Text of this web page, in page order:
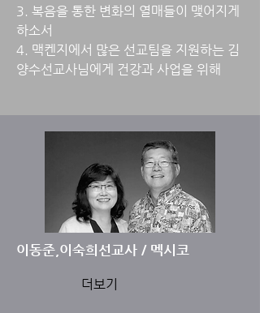
3. 복음을 통한 변화의 열매들이 맺어지게
하소서
4. 맥켄지에서 많은 선교팀을 지원하는 김
양수선교사님에게 건강과 사업을 위해
이동준,이숙희선교사 / 멕시코
더보기